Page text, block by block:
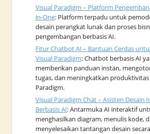
Visual Paradigm – Platform
in-One: Platform terpadu untuk
desain perangkat lunak dan proses
pengembangan berbasis AI.
Fitur Chatbot AI – Bantuan Cerdas
Visual Paradigm: Chatbot berbasis AI
memberikan panduan instan,
tugas, dan meningkatkan produktivitas
Paradigm.
Visual Paradigm Chat – Asisten Desain
Berbasis AI: Antarmuka AI interaktif
menghasilkan diagram, menulis kode,
menyelesaikan tantangan desain